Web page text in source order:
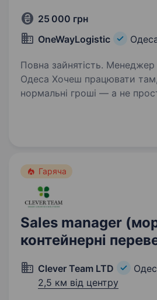
25 000 грн
OneWayLogistic
Повна зайнятість. Менеджер з продажу авто |
Одеса Хочеш працювати
нормальні гроші — а не
Way Logistic. Уже понад 7
Гаряча
Sales manager
контейнерні
Clever Team LTD
2,5 км від центру